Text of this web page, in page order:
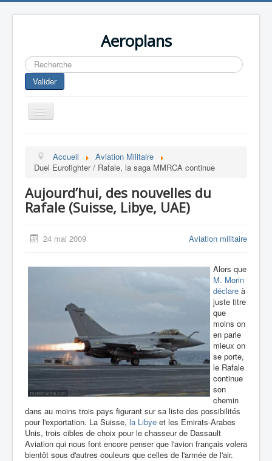
Aeroplans
Rechercher
Valider
Toggle
Navigation
Aviation Commerciale
Aviation Militaire
Drones
Accueil
Aviation Militaire
Duel Eurofighter / Rafale, la saga MMRCA continue
Aujourd’hui, des nouvelles du
Rafale (Suisse, Libye, UAE)
24 mai 2009 Aviation militaire
Alors que
M. Morin
déclare à
juste titre
que
moins on
en parle
mieux on
se porte,
le Rafale
continue
son
chemin
dans au moins trois pays figurant sur sa liste des possibilités
pour l'exportation. La Suisse, la Libye et les Emirats-Arabes
Unis, trois cibles de choix pour le chasseur de Dassault
Aviation qui nous font encore penser que l'avion français volera
bientôt sous d'autres couleurs que celles de l'armée de l'air.